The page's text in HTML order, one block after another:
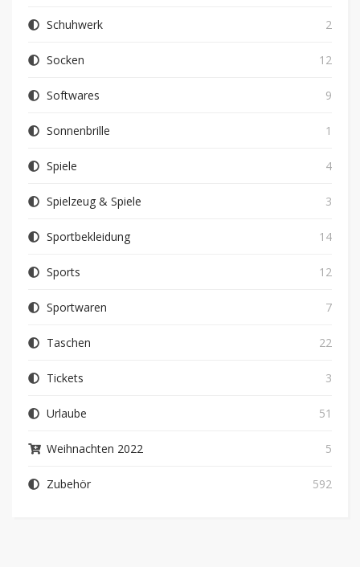
Schuhwerk 2
Socken 12
Softwares 9
Sonnenbrille 1
Spiele 4
Spielzeug & Spiele 3
Sportbekleidung 14
Sports 12
Sportwaren 7
Taschen 22
Tickets 3
Urlaube 51
Weihnachten 2022 5
Zubehör 592